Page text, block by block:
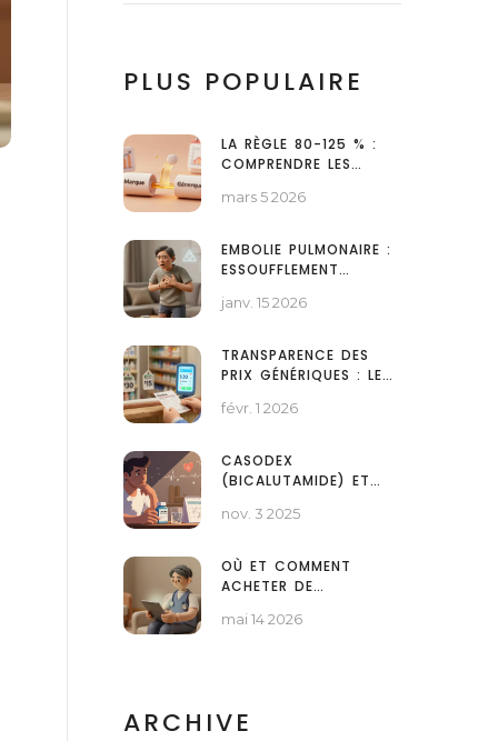
PLUS POPULAIRE
LA RÈGLE 80-125 % :
COMPRENDRE LES
CONFIANCE EN
mars 5 2026
EMBOLIE PULMONAIRE :
ESSOUFFLEMENT
DIAGNOSTIC
janv. 15 2026
TRANSPARENCE DES
PRIX GÉNÉRIQUES : LES
LE MEILLEUR PRIX
févr. 1 2026
CASODEX
(BICALUTAMIDE) ET
COMPARAISON
TRAITEMENT DU
CANCER DE LA
nov. 3 2025
OÙ ET COMMENT
ACHETER DE
: GUIDE COMPLET 2026
mai 14 2026
ARCHIVE